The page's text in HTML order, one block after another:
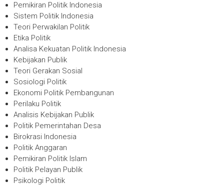
Pemikiran Politik Indonesia
Sistem Politik Indonesia
Teori Perwakilan Politik
Etika Politik
Analisa Kekuatan Politik Indonesia
Kebijakan Publik
Teori Gerakan Sosial
Sosiologi Politik
Ekonomi Politik Pembangunan
Perilaku Politik
Analisis Kebijakan Publik
Politik Pemerintahan Desa
Birokrasi Indonesia
Politik Anggaran
Pemikiran Politik Islam
Politik Pelayan Publik
Psikologi Politik